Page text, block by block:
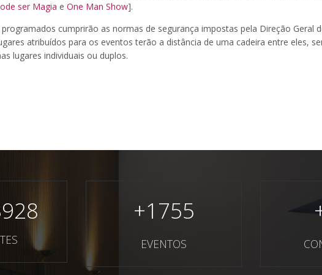
ser Magia e One Man Show].
cumprirão as normas de segurança impostas pela Direção Geral
atribuídos para os eventos terão a distância de uma cadeira entre eles,
lugares individuais ou duplos.
+1755
EVENTOS